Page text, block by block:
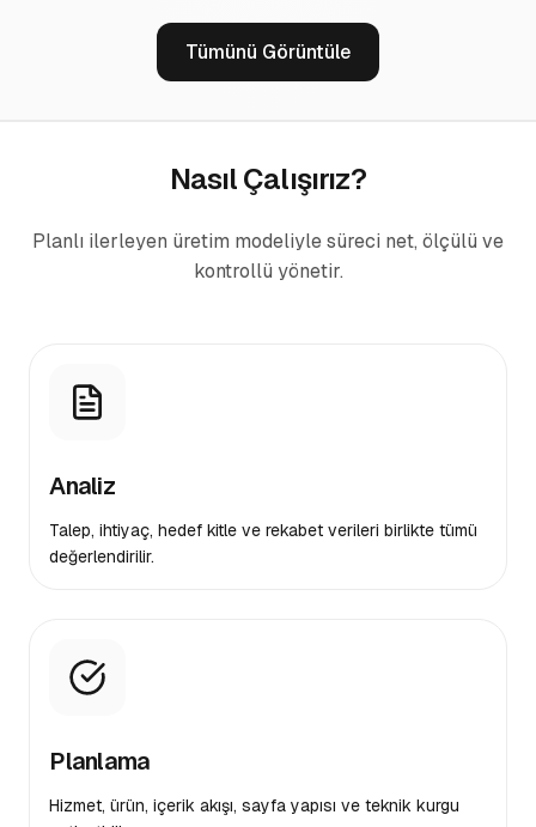
Tümünü Görüntüle
Nasıl Çalışırız?
Planlı ilerleyen üretim modeliyle süreci net, ölçülü ve
kontrollü yönetir.
Analiz
Talep, ihtiyaç, hedef kitle ve rekabet verileri birlikte tümü
değerlendirilir.
Planlama
Hizmet, ürün, içerik akışı, sayfa yapısı ve teknik kurgu